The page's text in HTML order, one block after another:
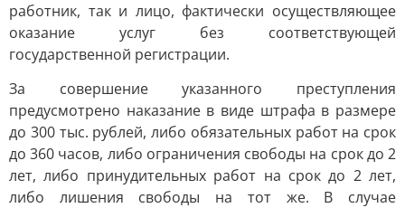
работник, так и лицо, фактически осуществляющее
оказание услуг без соответствующей
государственной регистрации.
За совершение указанного преступления
предусмотрено наказание в виде штрафа в размере
до 300 тыс. рублей, либо обязательных работ на срок
до 360 часов, либо ограничения свободы на срок до 2
лет, либо принудительных работ на срок до 2 лет,
либо лишения свободы на тот же. В случае